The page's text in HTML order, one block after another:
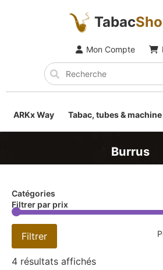
Tabac
Mon Compte
ARKx Way Tabac, tubes & machine
Burrus
Catégories
Filtrer par prix
Filtrer
4 résultats affichés